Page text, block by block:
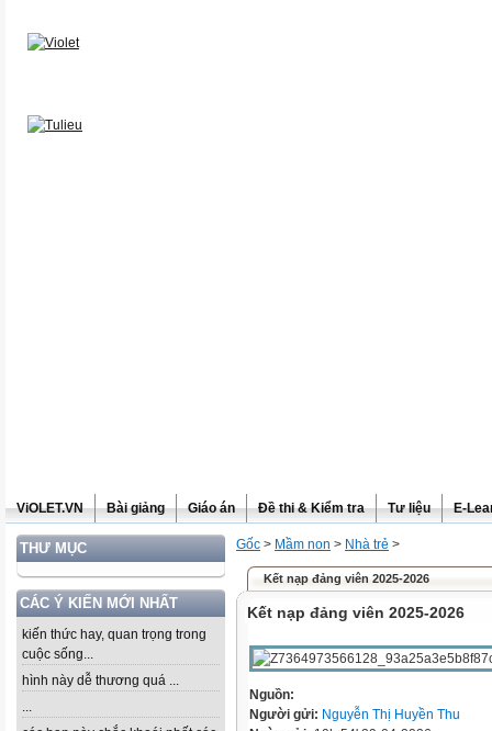
ViOLET.VN Bài giảng Giáo án Đề thi & Kiểm tra Tư liệu E-
THƯ MỤC
CÁC Ý KIẾN MỚI NHẤT
kiến thức hay, quan trọng trong
cuộc sống...
hình này dễ thương quá ...
...
Gốc > Mầm non > Nhà trẻ >
Kết nạp đảng viên 2025-2026
Kết nạp đảng viên 2025-2026
Nguồn:
Người gửi: Nguyễn Thị Huyền Thu